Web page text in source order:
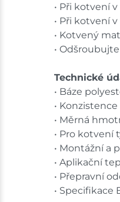
• Při kotvení
• Při kotvení
• Kotvený
•
Technické
• Báze
•
• Měrná
• Pro kotvení
• Montážní a
• Aplikační
• Přepravní
• Specifikace